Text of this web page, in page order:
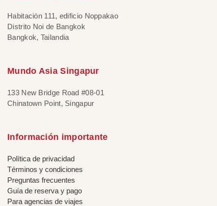
Habitación 111, edificio Noppakao
Distrito Noi de Bangkok
Bangkok, Tailandia
Mundo Asia Singapur
133 New Bridge Road #08-01
Chinatown Point, Singapur
Información importante
Política de privacidad
Términos y condiciones
Preguntas frecuentes
Guía de reserva y pago
Para agencias de viajes